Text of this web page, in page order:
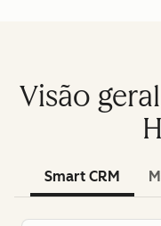
Visão
Smart CRM